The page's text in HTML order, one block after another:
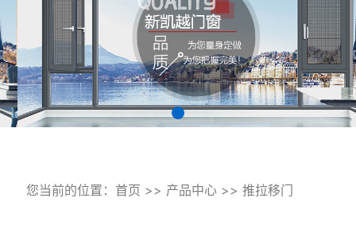
您当前的位置： 首页 >> 产品中心>> 推拉移门